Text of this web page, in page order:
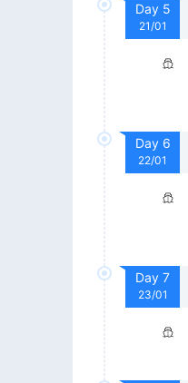
Day 5
21/01
Day 6
22/01
Day 7
23/01